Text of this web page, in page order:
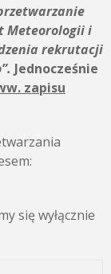
Meteorologii i
rekrutacji
Jednocześnie
zapisu
się wyłącznie